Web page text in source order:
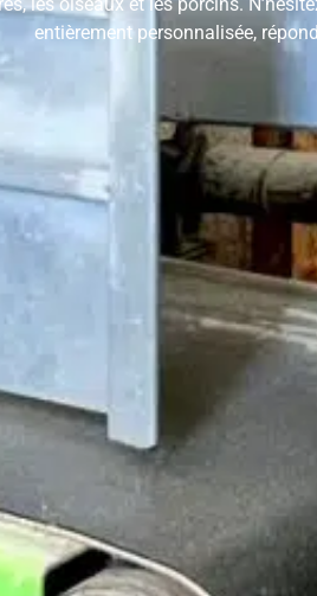
entièrement personnalisée,